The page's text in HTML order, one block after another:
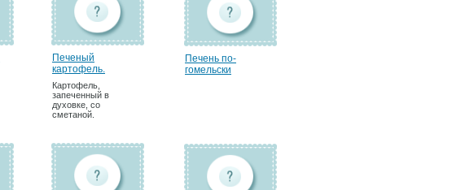
Печеный
картофель.
Картофель,
запеченный в
духовке, со
сметаной.
Печень по-
гомельски